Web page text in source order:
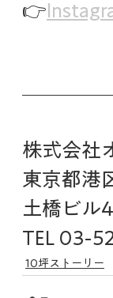
👉
株式会社
東京都港
土橋ビル
TEL 03-
10坪ストーリー